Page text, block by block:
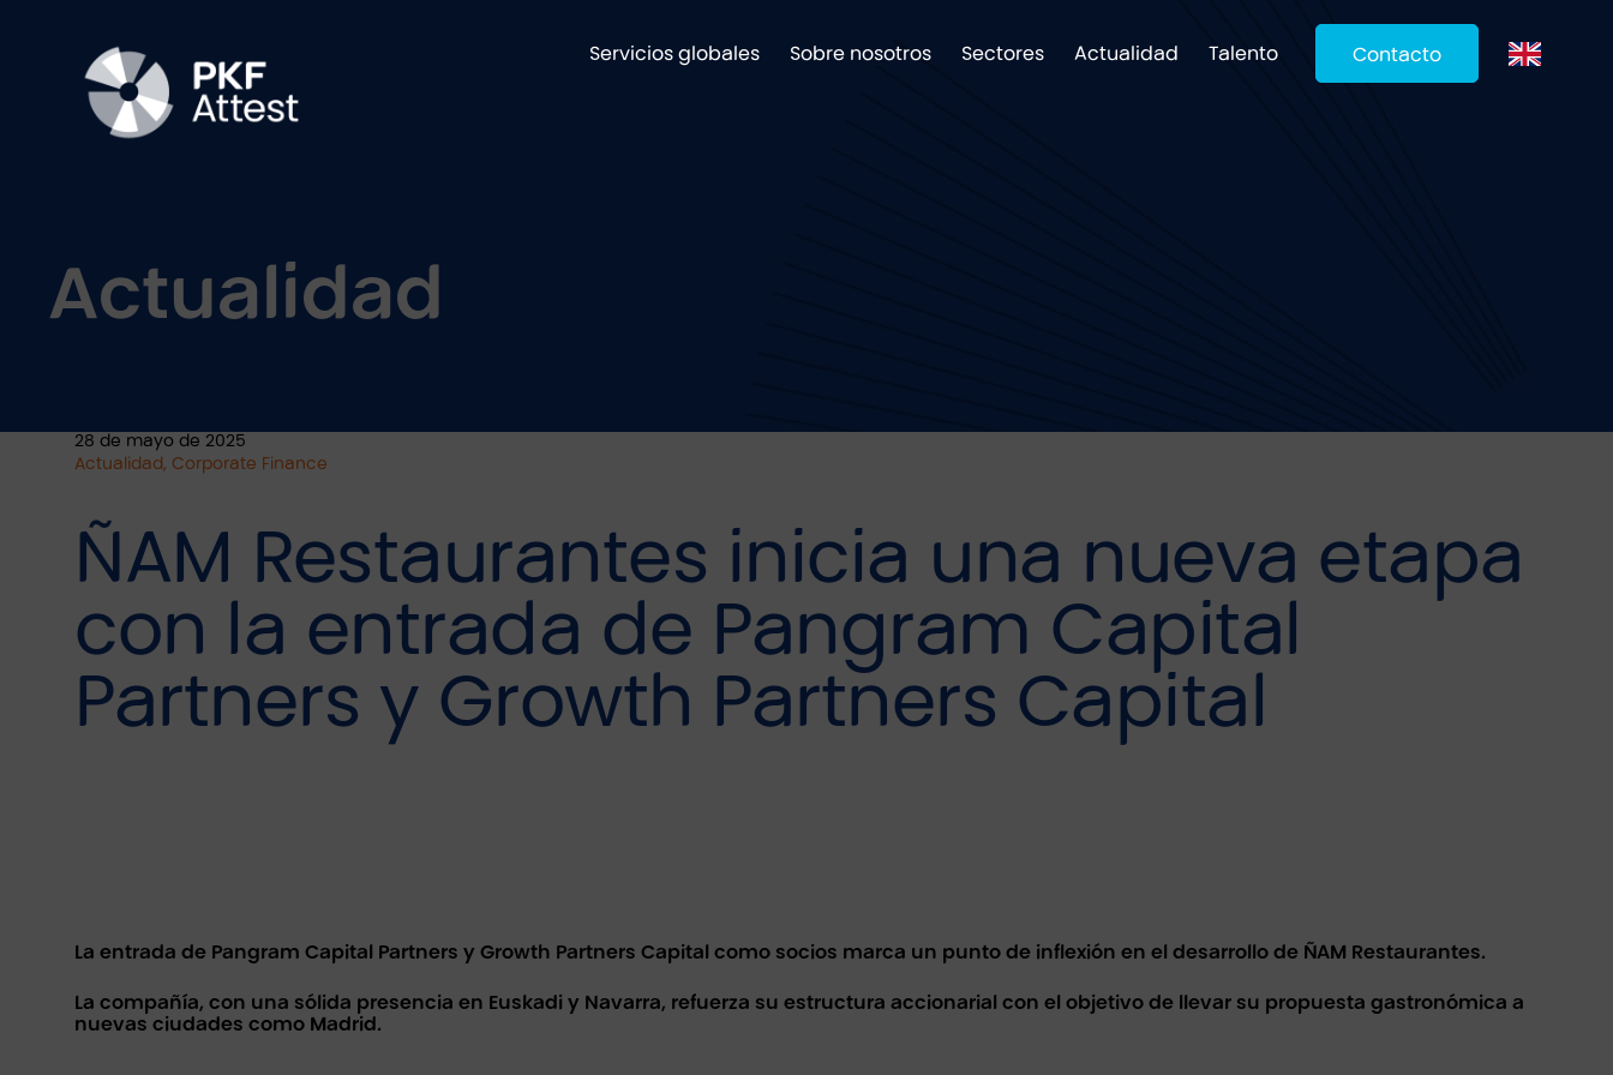
Servicios globales Sobre nosotros Sectores Actualidad Talento Contacto
Actualidad
28 de mayo de 2025
Actualidad, Corporate Finance
ÑAM Restaurantes inicia una nueva etapa
con la entrada de Pangram Capital
Partners y Growth Partners Capital
La entrada de Pangram Capital Partners y Growth Partners Capital como socios marca un punto de inflexión en el desarrollo de ÑAM Restaurantes.
La compañía, con una sólida presencia en Euskadi y Navarra, refuerza su estructura accionarial con el objetivo de llevar su propuesta gastronómica a
nuevas ciudades como Madrid.